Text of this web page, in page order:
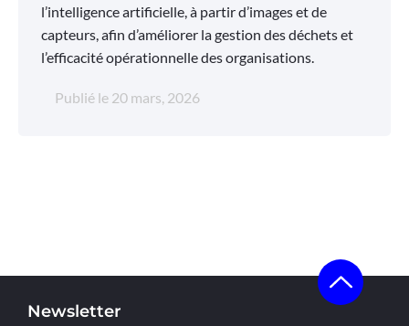
l’intelligence artificielle, à partir d’images et de
capteurs, afin d’améliorer la gestion des déchets et
l’efficacité opérationnelle des organisations.
Publié le 20 mars, 2026
Newsletter